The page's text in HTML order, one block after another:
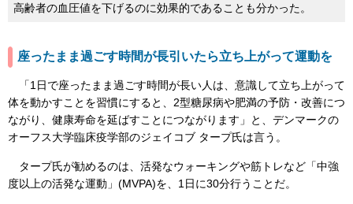
高齢者の血圧値を下げるのに効果的であることも分かった。
座ったまま過ごす時間が長引いたら立ち上がって運動を
「1日で座ったまま過ごす時間が長い人は、意識して立ち上がって
体を動かすことを習慣にすると、2型糖尿病や肥満の予防・改善につ
ながり、健康寿命を延ばすことにつながります」と、デンマークの
オーフス大学臨床疫学部のジェイコブ タープ氏は言う。
タープ氏が勧めるのは、活発なウォーキングや筋トレなど「中強
度以上の活発な運動」(MVPA)を、1日に30分行うことだ。